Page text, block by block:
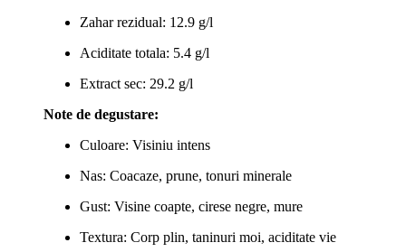
Zahar rezidual: 12.9 g/l
Aciditate totala: 5.4 g/l
Extract sec: 29.2 g/l
Note de degustare:
Culoare: Visiniu intens
Nas: Coacaze, prune, tonuri minerale
Gust: Visine coapte, cirese negre, mure
Textura: Corp plin, taninuri moi, aciditate vie